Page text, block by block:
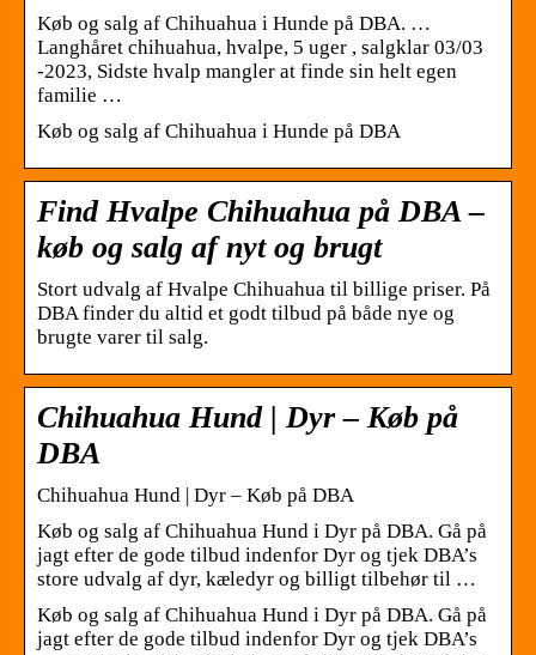
Køb og salg af Chihuahua i Hunde på DBA. …
Langhåret chihuahua, hvalpe, 5 uger , salgklar 03/03
-2023, Sidste hvalp mangler at finde sin helt egen
familie …
Køb og salg af Chihuahua i Hunde på DBA
Find Hvalpe Chihuahua på DBA –
køb og salg af nyt og brugt
Stort udvalg af Hvalpe Chihuahua til billige priser. På
DBA finder du altid et godt tilbud på både nye og
brugte varer til salg.
Chihuahua Hund | Dyr – Køb på
DBA
Chihuahua Hund | Dyr – Køb på DBA
Køb og salg af Chihuahua Hund i Dyr på DBA. Gå på
jagt efter de gode tilbud indenfor Dyr og tjek DBA’s
store udvalg af dyr, kæledyr og billigt tilbehør til …
Køb og salg af Chihuahua Hund i Dyr på DBA. Gå på
jagt efter de gode tilbud indenfor Dyr og tjek DBA’s